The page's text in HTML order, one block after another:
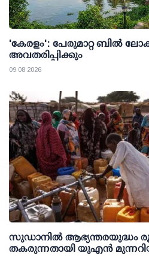
'കേരളം': പേരുമാറ്റ ബില്‍
അവതരിപ്പിക്കും
09 08 2026
സുഡാനിൽ ആഭ്യന്തരയുദ്ധം
തകരുന്നതായി യുഎൻ